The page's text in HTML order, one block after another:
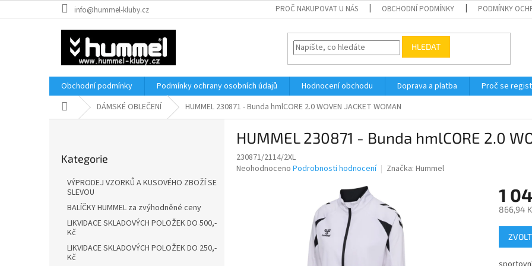
na
info@hummel-kluby.cz PROČ NAKUPOVAT U NÁS OBCHODNÍ PODMÍNKY PODMÍNKY
HLEDAT
Obchodní podmínky Podmínky ochrany osobních údajů Hodnocení obchodu Doprava a platba Proč se
Domů DÁMSKÉ OBLEČENÍ HUMMEL 230871 - Bunda hmlCORE 2.0 WOVEN JACKET WOMAN
kategorie
Kategorie
VÝPRODEJ VZORKŮ A KUSOVÉHO ZBOŽÍ SE
SLEVOU
BALÍČKY HUMMEL za zvýhodněné ceny
LIKVIDACE SKLADOVÝCH POLOŽEK DO 500,-
Kč
LIKVIDACE SKLADOVÝCH POLOŽEK DO 250,-
Kč
HUMMEL 230871 - Bunda hmlCORE 2.0
230871/2114/2XL
Průměrné
Neohodnoceno Podrobnosti hodnocení Značka: Hummel
1
866,94
Měrná
cena: